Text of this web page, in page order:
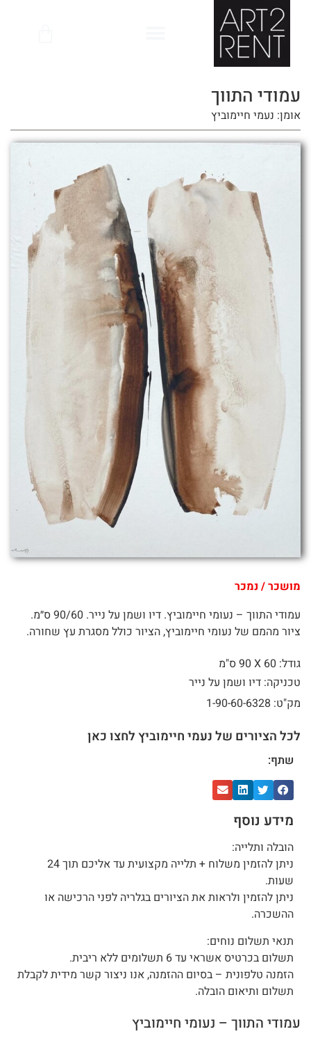
עמודי התווך
אומן: נעמי חיימוביץ
מושכר / נמכר
עמודי התווך – נעומי חיימוביץ. דיו ושמן על נייר. 90/60 ס״מ.
ציור מהמם של נעומי חיימוביץ, הציור כולל מסגרת עץ שחורה.
גודל: 60 X
90 ס"מ
טכניקה: דיו ושמן על נייר
מק"ט: 1-90-60-6328
לכל הציורים של נעמי חיימוביץ לחצו כאן
שתף:
מידע נוסף
הובלה ותלייה:
ניתן להזמין משלוח + תלייה מקצועית עד אליכם תוך 24
שעות.
ניתן להזמין ולראות את הציורים בגלריה לפני הרכישה או
ההשכרה.
תנאי תשלום נוחים:
תשלום בכרטיס אשראי עד 6 תשלומים ללא ריבית.
הזמנה טלפונית – בסיום ההזמנה, אנו ניצור קשר מידית לקבלת
תשלום ותיאום הובלה.
עמודי התווך – נעומי חיימוביץ